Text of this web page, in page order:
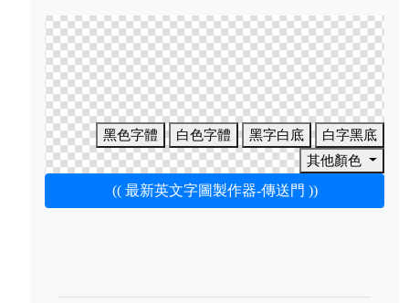
黑色字體 白色字體 黑字白底
白字黑底
其他顏色
(( 最新英文字圖製作器-傳送門 ))